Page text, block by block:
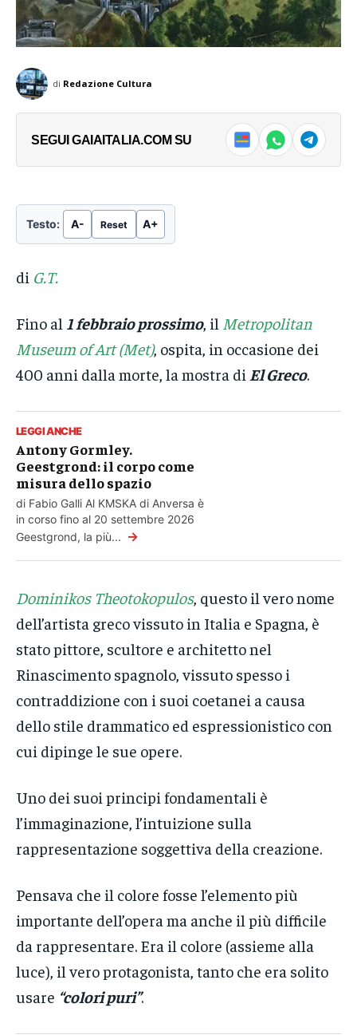
di Fabio Galli Al KMSKA di Anversa è in
corso fino al 20 settembre 2026
Geestgrond, la più... →
di Fabio Galli Al KMSKA di Anversa è in
corso fino al 20 settembre 2026
Geestgrond, la più... →
di Redazione Cultura
SEGUI GAIAITALIA.COM SU
Testo: A- Reset A+
di G.T.
Fino al 1 febbraio prossimo, il Metropolitan
Museum of Art (Met), ospita, in occasione dei
400 anni dalla morte, la mostra di El Greco.
LEGGI ANCHE
Antony Gormley.
Geestgrond: il corpo come
misura dello spazio
di Fabio Galli Al KMSKA di Anversa è
in corso fino al 20 settembre 2026
Geestgrond, la più... →
Dominikos Theotokopulos, questo il vero nome
dell’artista greco vissuto in Italia e Spagna, è
stato pittore, scultore e architetto nel
Rinascimento spagnolo, vissuto spesso i
contraddizione con i suoi coetanei a causa
dello stile drammatico ed espressionistico con
cui dipinge le sue opere.
Uno dei suoi principi fondamentali è
l’immaginazione, l’intuizione sulla
rappresentazione soggettiva della creazione.
Pensava che il colore fosse l’elemento più
importante dell’opera ma anche il più difficile
da rappresentare. Era il colore (assieme alla
luce), il vero protagonista, tanto che era solito
usare “colori puri”.